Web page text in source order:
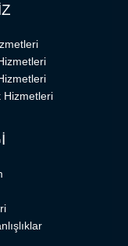
Hizmetleri